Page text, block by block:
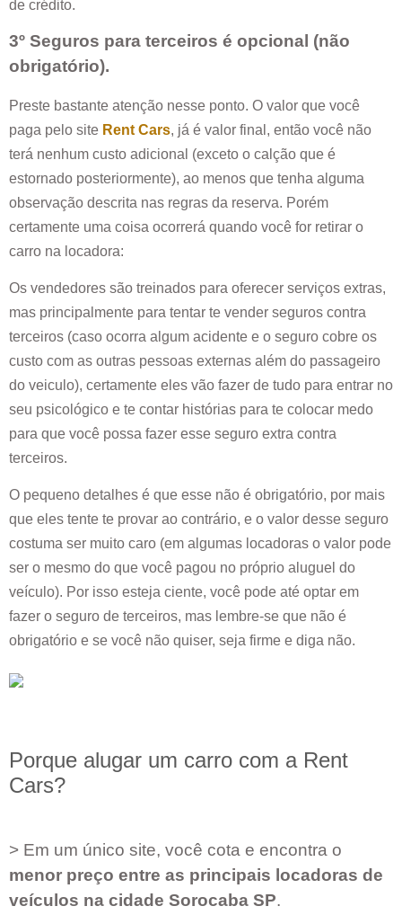
de crédito.
3º Seguros para terceiros é opcional (não
obrigatório).
Preste bastante atenção nesse ponto. O valor que você
paga pelo site Rent Cars, já é valor final, então você não
terá nenhum custo adicional (exceto o calção que é
estornado posteriormente), ao menos que tenha alguma
observação descrita nas regras da reserva. Porém
certamente uma coisa ocorrerá quando você for retirar o
carro na locadora:
Os vendedores são treinados para oferecer serviços extras,
mas principalmente para tentar te vender seguros contra
terceiros (caso ocorra algum acidente e o seguro cobre os
custo com as outras pessoas externas além do passageiro
do veiculo), certamente eles vão fazer de tudo para entrar no
seu psicológico e te contar histórias para te colocar medo
para que você possa fazer esse seguro extra contra
terceiros.
O pequeno detalhes é que esse não é obrigatório, por mais
que eles tente te provar ao contrário, e o valor desse seguro
costuma ser muito caro (em algumas locadoras o valor pode
ser o mesmo do que você pagou no próprio aluguel do
veículo). Por isso esteja ciente, você pode até optar em
fazer o seguro de terceiros, mas lembre-se que não é
obrigatório e se você não quiser, seja firme e diga não.
Porque alugar um carro com a Rent
Cars?
> Em um único site, você cota e encontra o
menor preço entre as principais locadoras de
veículos na cidade Sorocaba SP.